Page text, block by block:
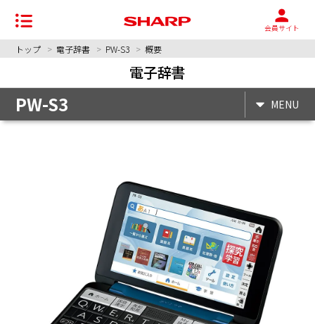
会員サイト
トップ 電子辞書 PW-S3 概要
電子辞書
PW-S3 MENU